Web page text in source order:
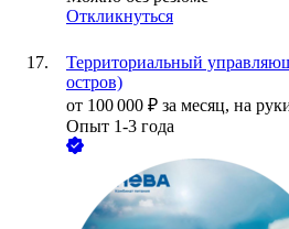
Откликнуться
Территориальный
остров)
от 100 000 ₽ за месяц, на
Опыт 1-3 года